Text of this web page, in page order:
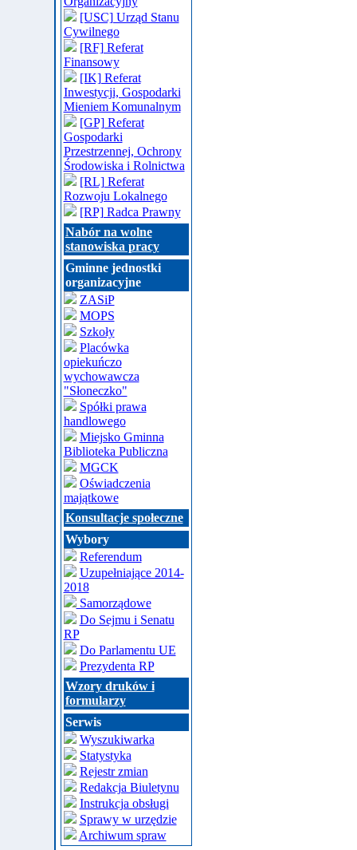
[USC] Urząd Stanu
Cywilnego
[RF] Referat
Finansowy
[IK] Referat
Inwestycji, Gospodarki
Mieniem Komunalnym
[GP] Referat
Gospodarki
Przestrzennej, Ochrony
Środowiska i Rolnictwa
[RL] Referat
Rozwoju Lokalnego
[RP] Radca Prawny
Nabór na wolne
stanowiska pracy
Gminne jednostki
organizacyjne
ZASiP
MOPS
Szkoły
Placówka
opiekuńczo
wychowawcza
"Słoneczko"
Spółki prawa
handlowego
Miejsko Gminna
Biblioteka Publiczna
MGCK
Oświadczenia
majątkowe
Konsultacje społeczne
Wybory
Referendum
Uzupełniające 2014-
2018
Samorządowe
Do Sejmu i Senatu
RP
Do Parlamentu UE
Prezydenta RP
Wzory druków i
formularzy
Serwis
Wyszukiwarka
Statystyka
Rejestr zmian
Redakcja Biuletynu
Instrukcja obsługi
Sprawy w urzędzie
Archiwum spraw